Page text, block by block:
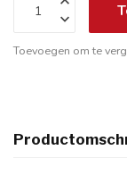
Toevoegen om te